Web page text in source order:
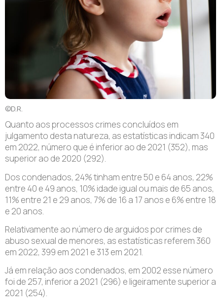
©D.R.
Quanto aos processos crimes concluídos em
julgamento desta natureza, as estatísticas indicam 340
em 2022, número que é inferior ao de 2021 (352), mas
superior ao de 2020 (292).
Dos condenados, 24% tinham entre 50 e 64 anos, 22%
entre 40 e 49 anos, 10% idade igual ou mais de 65 anos,
11% entre 21 e 29 anos, 7% de 16 a 17 anos e 6% entre 18
e 20 anos.
Relativamente ao número de arguidos por crimes de
abuso sexual de menores, as estatísticas referem 360
em 2022, 399 em 2021 e 313 em 2021.
Já em relação aos condenados, em 2002 esse número
foi de 257, inferior a 2021 (296) e ligeiramente superior a
2021 (254).